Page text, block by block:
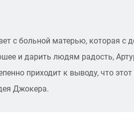
с больной матерью, которая с
и дарить людям радость,
приходит к выводу, что
Джокера.